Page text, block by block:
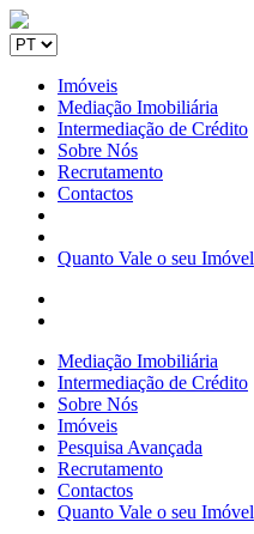
Imóveis
Mediação Imobiliária
Intermediação de Crédito
Sobre Nós
Recrutamento
Contactos
Quanto Vale o seu Imóvel
Mediação Imobiliária
Intermediação de Crédito
Sobre Nós
Imóveis
Pesquisa Avançada
Recrutamento
Contactos
Quanto Vale o seu Imóvel